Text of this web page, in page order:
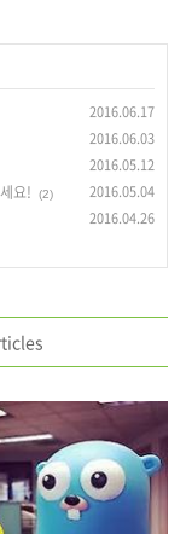
2016.06.17
2016.06.03
2016.05.12
요! (2) 2016.05.04
2016.04.26